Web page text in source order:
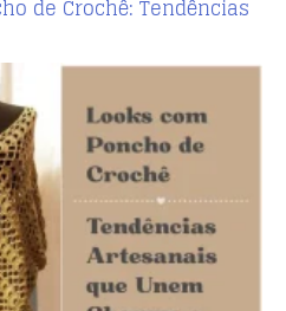
de Crochê: Tendências